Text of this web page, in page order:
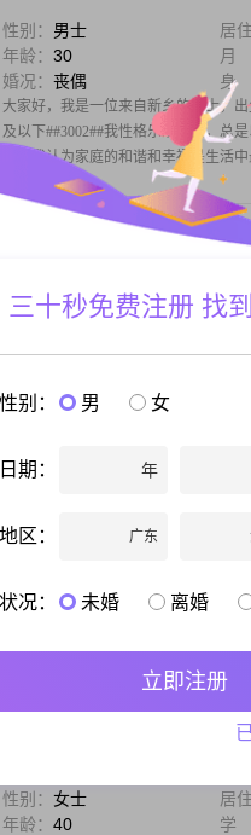
性别： 男士 居
年龄： 30 月
婚况： 丧偶 身
大家好，我是一位来自新乡的男士，出
及以下##3002##我性格乐观积极，总
的，我认为家庭的和谐和幸福是生活
年龄：45 学
大家好，我是一位来自新乡的女士，
工作##3002##学历是中专##3002##
非常独立，对自己充满信心##3002##
性别： 居
婚况：
未婚 身
婚姻里互相理解对方的人太少了，想
性别： 女士 居
年龄： 40 学
三十秒免费注册 找
别： 男 女
期： 年
区： 广东
况： 未婚 离婚
立即注册